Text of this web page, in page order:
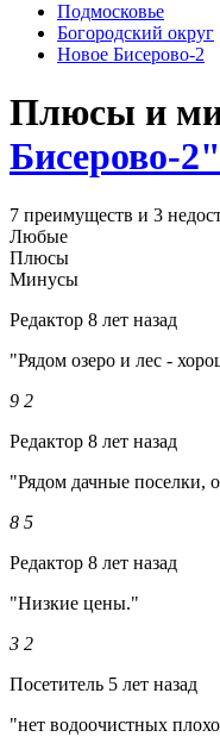
Подмосковье
Богородский округ
Новое Бисерово-2
Плюсы и
Бисерово-2"
7 преимуществ и 3
Любые
Плюсы
Минусы
Редактор 8 лет назад
"Рядом озеро и лес -
9 2
Редактор 8 лет назад
"Рядом дачные поселки,
8 5
Редактор 8 лет назад
"Низкие цены."
3 2
Посетитель 5 лет назад
"нет водоочистных